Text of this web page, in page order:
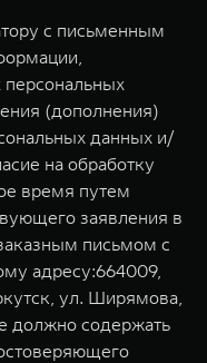
с письменным
(дополнения)
данных и/
на обработку
время путем
заявления в
письмом с
адресу:664009,
ул. Ширямова,
должно содержать